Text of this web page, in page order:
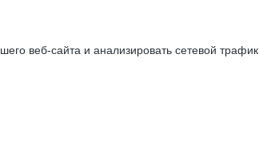
веб-сайта и анализировать сетевой трафик.